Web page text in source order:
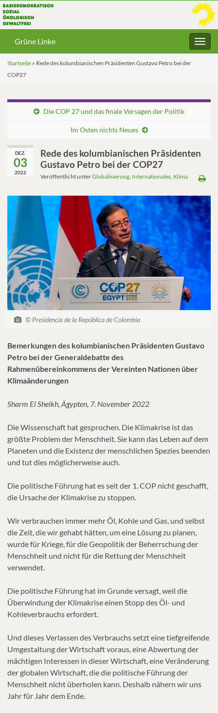
Grüne Linke
Startseite » Rede des kolumbianischen Präsidenten Gustavo Petro bei der
COP27
Die COP 27 und das finale Versagen der Politik
Im Osten nichts Neues
DEZ.
03
2022
Rede des kolumbianischen Präsidenten
Gustavo Petro bei der COP27
Veröffentlicht unterGlobalisierung Internationales Klima
© Presidencia de la República de Colombia
Bemerkungen des kolumbianischen Präsidenten Gustavo
Petro bei der Generaldebatte des
Rahmenübereinkommens der Vereinten Nationen über
Klimaänderungen
Sharm El Sheikh, Ägypten, 7. November 2022
Die Wissenschaft hat gesprochen. Die Klimakrise ist das
größte Problem der Menschheit. Sie kann das Leben auf dem
Planeten und die Existenz der menschlichen Spezies beenden
und tut dies möglicherweise auch.
Die politische Führung hat es seit der 1. COP nicht geschafft,
die Ursache der Klimakrise zu stoppen.
Wir verbrauchen immer mehr Öl, Kohle und Gas, und selbst
die Zeit, die wir gehabt hätten, um eine Lösung zu planen,
wurde für Kriege, für die Geopolitik der Beherrschung der
Menschheit und nicht für die Rettung der Menschheit
verwendet.
Die politische Führung hat im Grunde versagt, weil die
Überwindung der Klimakrise einen Stopp des Öl- und
Kohleverbrauchs erfordert.
Und dieses Verlassen des Verbrauchs setzt eine tiefgreifende
Umgestaltung der Wirtschaft voraus, eine Abwertung der
mächtigen Interessen in dieser Wirtschaft, eine Veränderung
der globalen Wirtschaft, die die politische Führung der
Menschheit nicht überholen kann. Deshalb nähern wir uns
Jahr für Jahr dem Ende.